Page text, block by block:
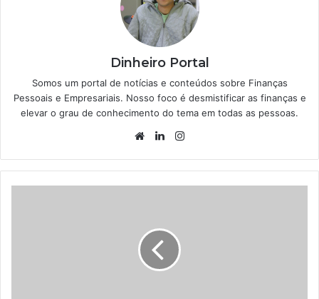
Dinheiro Portal
Somos um portal de notícias e conteúdos sobre Finanças
Pessoais e Empresariais. Nosso foco é desmistificar as finanças e
elevar o grau de conhecimento do tema em todas as pessoas.
WebsiteLinkedin